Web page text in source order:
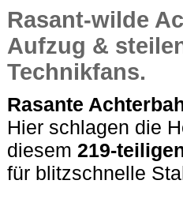
Rasant-wilde
Aufzug &
Technikfans.
Rasante
Hier schlagen die
diesem 219-
für blitzschnelle